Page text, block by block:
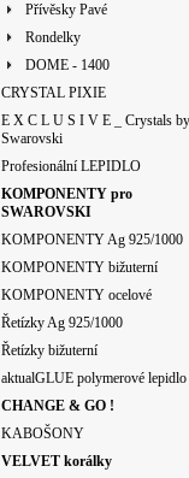
Přívěsky Pavé
Rondelky
DOME - 1400
CRYSTAL PIXIE
E X C L U S I V E _ Crystals by
Swarovski
Profesionální LEPIDLO
KOMPONENTY pro
SWAROVSKI
KOMPONENTY Ag 925/1000
KOMPONENTY bižuterní
KOMPONENTY ocelové
Řetízky Ag 925/1000
Řetízky bižuterní
aktualGLUE polymerové lepidlo
CHANGE & GO !
KABOŠONY
VELVET korálky